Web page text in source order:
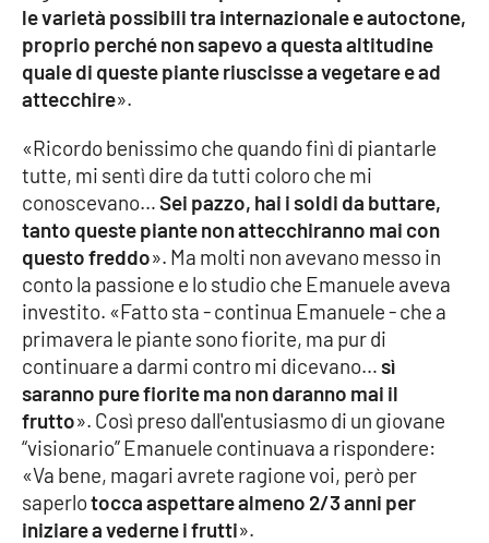
le varietà possibili tra internazionale e autoctone,
proprio perché non sapevo a questa altitudine
quale di queste piante riuscisse a vegetare e ad
attecchire».
«Ricordo benissimo che quando finì di piantarle
tutte, mi sentì dire da tutti coloro che mi
conoscevano…Sei pazzo, hai i soldi da buttare,
tanto queste piante non attecchiranno mai con
questo freddo». Ma molti non avevano messo in
conto la passione e lo studio che Emanuele aveva
investito. «Fatto sta - continua Emanuele - che a
primavera le piante sono fiorite, ma pur di
continuare a darmi contro mi dicevano…sì
saranno pure fiorite ma non daranno mai il
frutto». Così preso dall'entusiasmo di un giovane
“visionario” Emanuele continuava a rispondere:
«Va bene, magari avrete ragione voi, però per
saperlotocca aspettare almeno 2/3 anni per
iniziare a vederne i frutti».